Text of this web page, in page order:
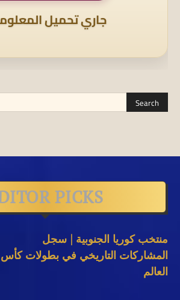
جاري تحميل
PICKS
منتخب كوريا الجنوبية | سجل
المشاركات التاريخي في بطولات كأس
العالم